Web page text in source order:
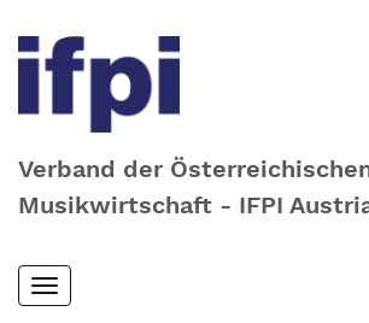
Verband der
Musikwirtschaft - IFPI
Skip
to
Toggle
navigation